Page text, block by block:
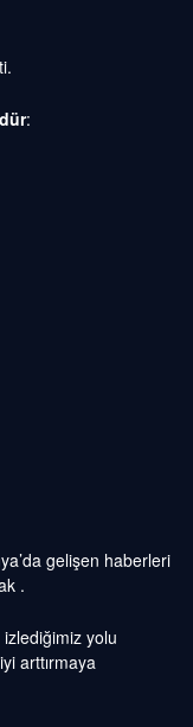
:
gelişen haberleri
.
yolu
arttırmaya